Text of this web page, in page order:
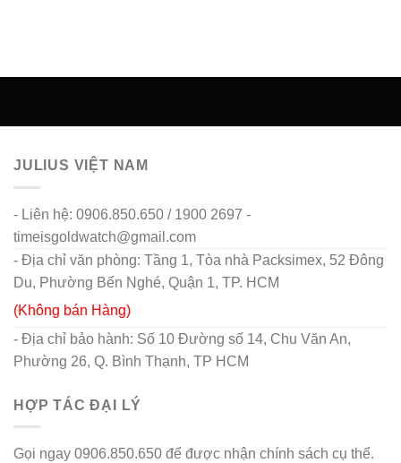
JULIUS VIỆT NAM
- Liên hệ: 0906.850.650 / 1900 2697 -
timeisgoldwatch@gmail.com
- Địa chỉ văn phòng: Tầng 1, Tòa nhà Packsimex, 52 Đông
Du, Phường Bến Nghé, Quận 1, TP. HCM
(Không bán Hàng)
- Địa chỉ bảo hành: Số 10 Đường số 14, Chu Văn An,
Phường 26, Q. Bình Thạnh, TP HCM
HỢP TÁC ĐẠI LÝ
Gọi ngay 0906.850.650 để được nhận chính sách cụ thể.